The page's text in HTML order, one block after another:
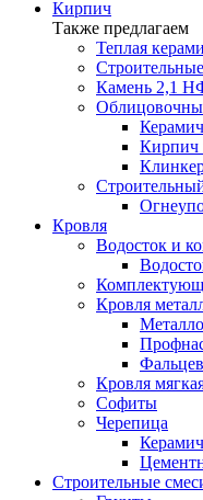
Кирпич
Также предлагаем
Теплая
Камень 2,1
Кирпич
Кровля
Водосток и
Кровля
Кровля
Софиты
Черепица
Строительные